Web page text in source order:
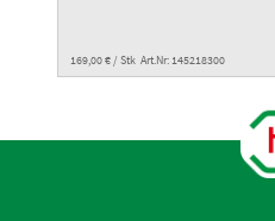
169,00 € / Stk Art.Nr: 145218300